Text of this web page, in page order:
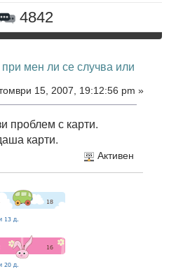
4842
мен ли се случва или
15, 2007, 19:12:56 pm »
проблем с карти.
карти.
Активен